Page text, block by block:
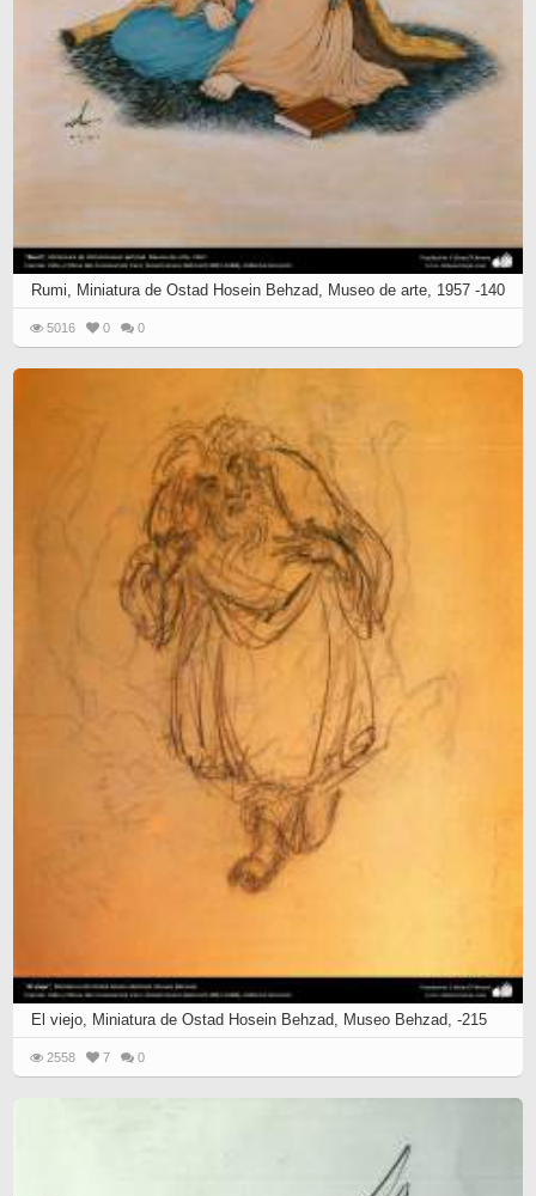
Rumi, Miniatura de Ostad Hosein Behzad, Museo de arte, 1957 -140
5016 0 0
El viejo, Miniatura de Ostad Hosein Behzad, Museo Behzad, -215
2558 7 0